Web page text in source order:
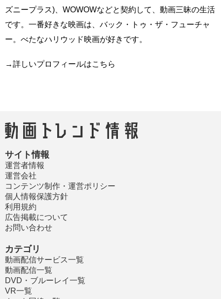
ズニープラス)、WOWOWなどと契約して、動画三昧の生活
です。一番好きな映画は、バック・トゥ・ザ・フューチャ
ー。べたなハリウッド映画が好きです。
→詳しいプロフィールはこちら
サイト情報
運営者情報
運営会社
コンテンツ制作・運営ポリシー
個人情報保護方針
利用規約
広告掲載について
お問い合わせ
カテゴリ
動画配信サービス一覧
動画配信一覧
DVD・ブルーレイ一覧
VR一覧